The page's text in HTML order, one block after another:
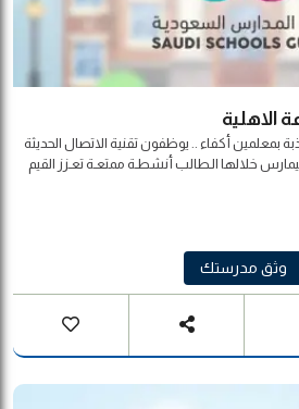
الاهلية
بمعلمين أكفاء .. يوظفون تقنية الاتصال الحديثة
خلالها الـطالب أنشطـة ممتعـة تعـزز القيم
شخـصـيته المتـكاملة بمـشاركة مجـتـمـعـيـة
.
وثق مدرستك